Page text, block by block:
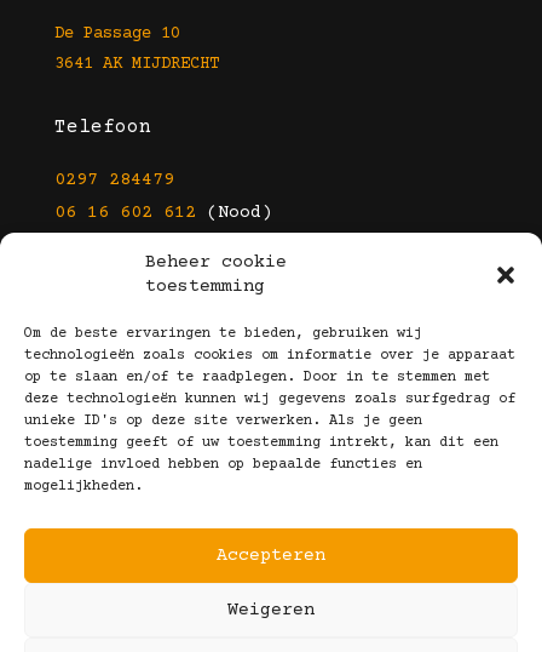
Beheer cookie
toestemming
Om de beste ervaringen te bieden, gebruiken wij
technologieën zoals cookies om informatie over je apparaat
op te slaan en/of te raadplegen. Door in te stemmen met
deze technologieën kunnen wij gegevens zoals surfgedrag of
unieke ID's op deze site verwerken. Als je geen
toestemming geeft of uw toestemming intrekt, kan dit een
nadelige invloed hebben op bepaalde functies en
mogelijkheden.
Accepteren
Weigeren
De Passage 10
3641 AK MIJDRECHT
Telefoon
0297 284479
06 16 602 612 (Nood)
info@kootbrillen.nl
Volg Ons!
Copyright © 2025 Koot Brillen
Algemene Voorwaarden